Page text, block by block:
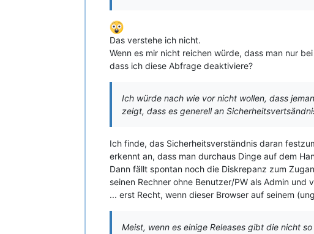
Das verstehe ich nicht.
Wenn es mir nicht reichen würde, dass man nur
dass ich diese Abfrage deaktiviere?
Ich würde nach wie vor nicht wollen, dass
zeigt, dass es generell an
Ich finde, das Sicherheitsverständnis daran
erkennt an, dass man durchaus Dinge auf dem
Dann fällt spontan noch die Diskrepanz zum
seinen Rechner ohne Benutzer/PW als Admin
... erst Recht, wenn dieser Browser auf seinem
Meist, wenn es einige Releases gibt die nicht